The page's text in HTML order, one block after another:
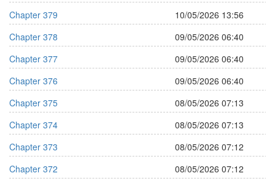
Chapter 379
10/05/2026 13:56
Chapter 378
09/05/2026 06:40
Chapter 377
09/05/2026 06:40
Chapter 376
09/05/2026 06:40
Chapter 375
08/05/2026 07:13
Chapter 374
08/05/2026 07:13
Chapter 373
08/05/2026 07:12
Chapter 372
08/05/2026 07:12